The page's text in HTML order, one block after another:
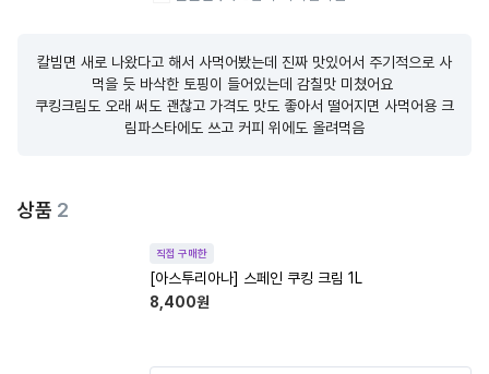
칼빔면 새로 나왔다고 해서 사먹어봤는데 진짜 맛있어서 주기적으로 사
먹을 듯 바삭한 토핑이 들어있는데 감칠맛 미쳤어요
쿠킹크림도 오래 써도 괜찮고 가격도 맛도 좋아서 떨어지면 사먹어용 크
림파스타에도 쓰고 커피 위에도 올려먹음
상품 2
직접 구매한
[아스투리아나] 스페인 쿠킹 크림 1L
8,400원